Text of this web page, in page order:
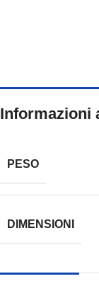
Informazioni
PESO
DIMENSIONI